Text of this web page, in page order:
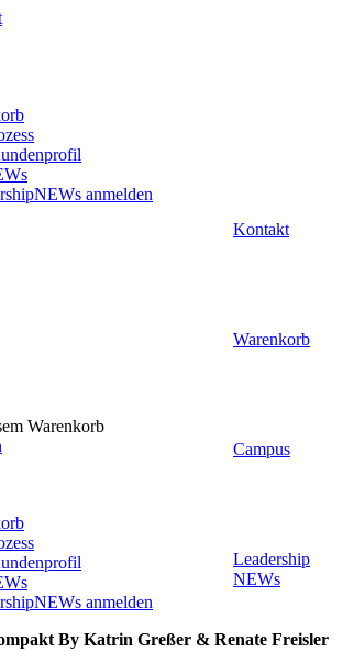
anmelden
Warenkorb
anmelden
By Katrin Greßer & Renate Freisler
Kontakt
Warenkorb
Campus
Leadership
NEWs